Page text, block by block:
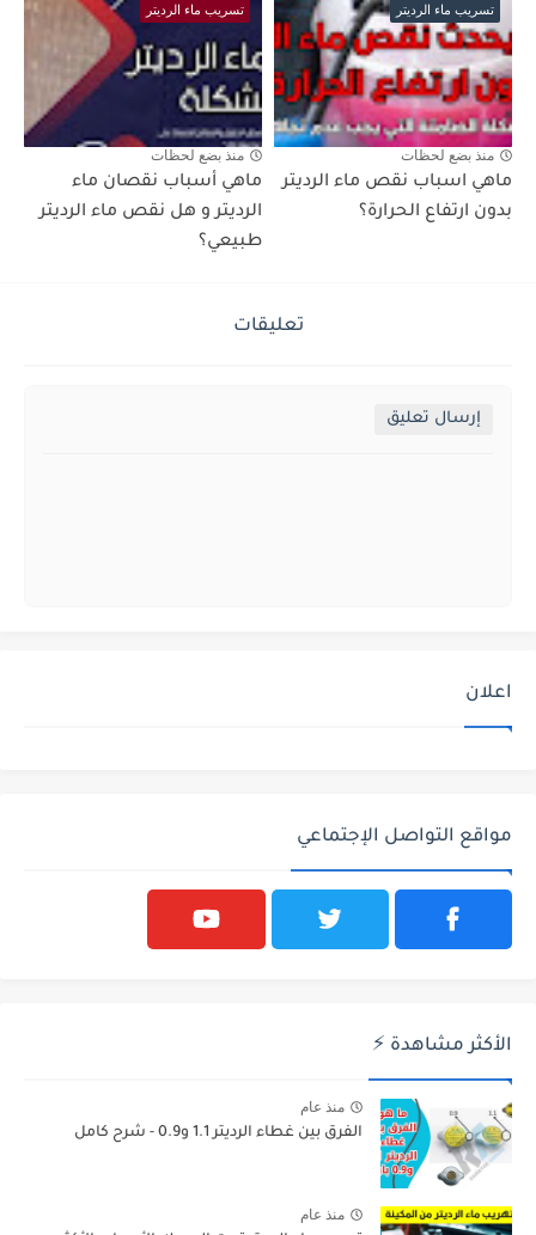
تسريب ماء الرديتر
منذ بضع لحظات
ماهي اسباب نقص ماء الرديتر
بدون ارتفاع الحرارة؟
تسريب ماء الرديتر
منذ بضع لحظات
ماهي أسباب نقصان ماء
الرديتر و هل نقص ماء الرديتر
طبيعي؟
تعليقات
إرسال تعليق
اعلان
مواقع التواصل الإجتماعي
الأكثر مشاهدة ⚡
منذ عام
الفرق بين غطاء الرديتر 1.1 و0.9 - شرح كامل
منذ عام